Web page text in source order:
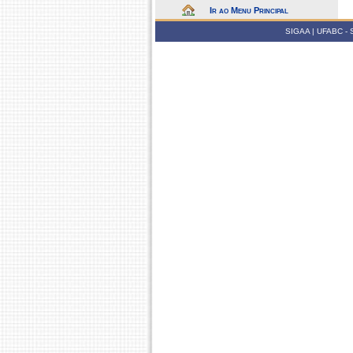
Ir ao Menu Principal
SIGAA | UFABC -